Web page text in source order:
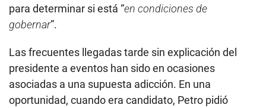
para determinar si está “en condiciones de
gobernar”.
Las frecuentes llegadas tarde sin explicación del
presidente a eventos han sido en ocasiones
asociadas a una supuesta adicción. En una
oportunidad, cuando era candidato, Petro pidió